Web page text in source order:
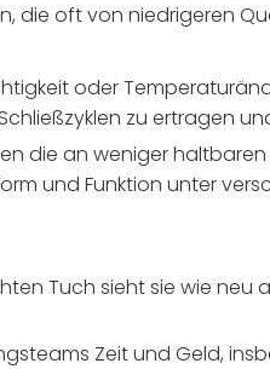
die oft von niedrigeren
oder
zu ertragen
die an weniger
und Funktion unter
Tuch sieht sie wie neu
Zeit und Geld,